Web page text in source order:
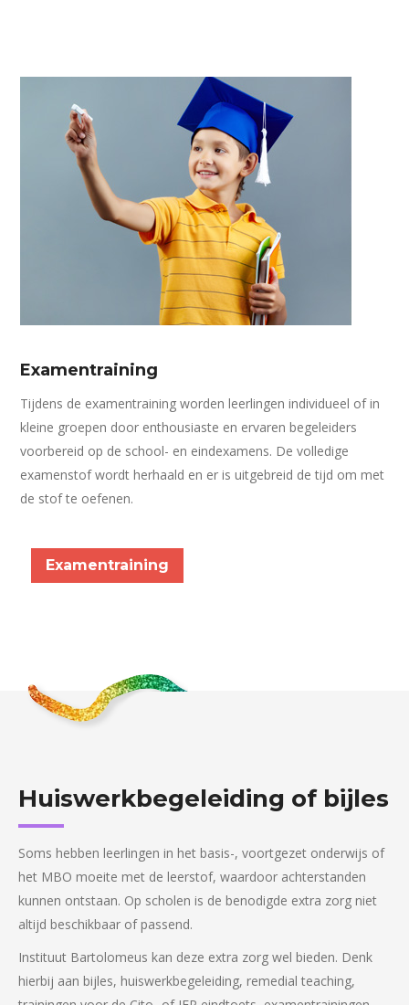
Examentraining
Tijdens de examentraining worden leerlingen individueel of in
kleine groepen door enthousiaste en ervaren begeleiders
voorbereid op de school- en eindexamens. De volledige
examenstof wordt herhaald en er is uitgebreid de tijd om met
de stof te oefenen.
Examentraining
Huiswerkbegeleiding of bijles
Soms hebben leerlingen in het basis-, voortgezet onderwijs of
het MBO moeite met de leerstof, waardoor achterstanden
kunnen ontstaan. Op scholen is de benodigde extra zorg niet
altijd beschikbaar of passend.
Instituut Bartolomeus kan deze extra zorg wel bieden. Denk
hierbij aan bijles, huiswerkbegeleiding, remedial teaching,